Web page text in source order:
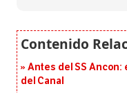
Antes del SS Ancon:
del Canal